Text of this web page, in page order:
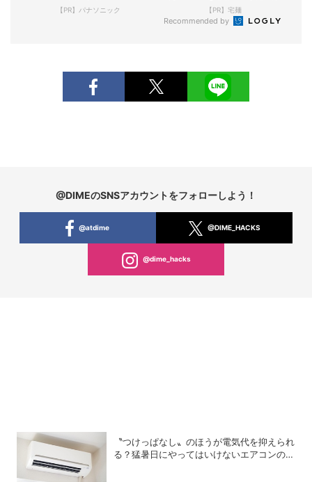
【PR】パナソニック
現！
【PR】宅麺
Recommended by
@DIMEのSNSアカウントをフォローしよう！
@atdime @DIME_HACKS
@dime_hacks
〝つけっぱなし〟のほうが電気代を抑えられ
る？猛暑日にやってはいけないエアコンの使